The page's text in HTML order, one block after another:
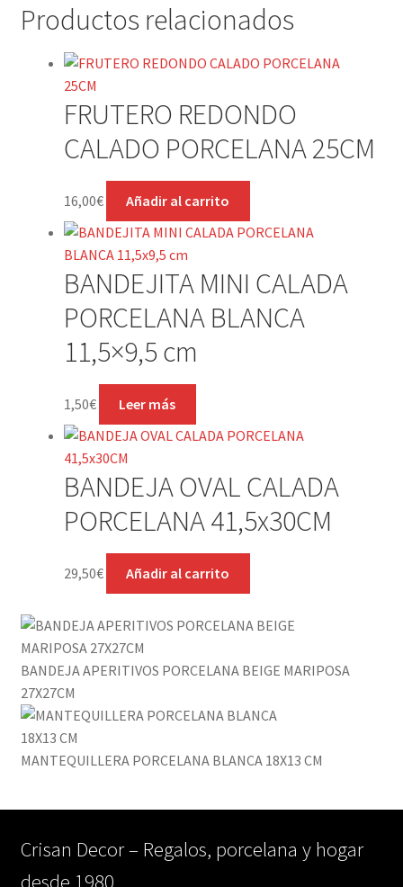
Productos relacionados
FRUTERO REDONDO
CALADO PORCELANA 25CM
16,00€ Añadir al carrito
BANDEJITA MINI CALADA
PORCELANA BLANCA
11,5×9,5 cm
1,50€ Leer más
BANDEJA OVAL CALADA
PORCELANA 41,5x30CM
29,50€ Añadir al carrito
BANDEJA APERITIVOS PORCELANA BEIGE MARIPOSA
27X27CM
MANTEQUILLERA PORCELANA BLANCA 18X13 CM
Crisan Decor – Regalos, porcelana y hogar
desde 1980